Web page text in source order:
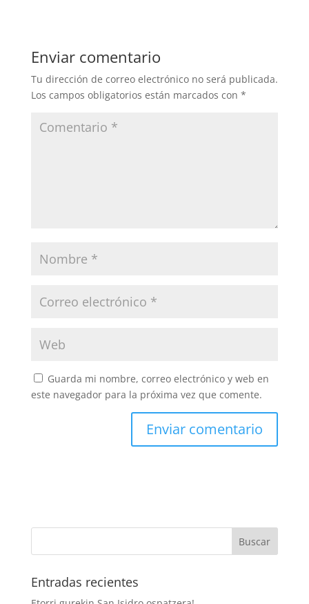
Enviar comentario
Tu dirección de correo electrónico no será publicada.
Los campos obligatorios están marcados con *
Guarda mi nombre, correo electrónico y web en
este navegador para la próxima vez que comente.
Entradas recientes